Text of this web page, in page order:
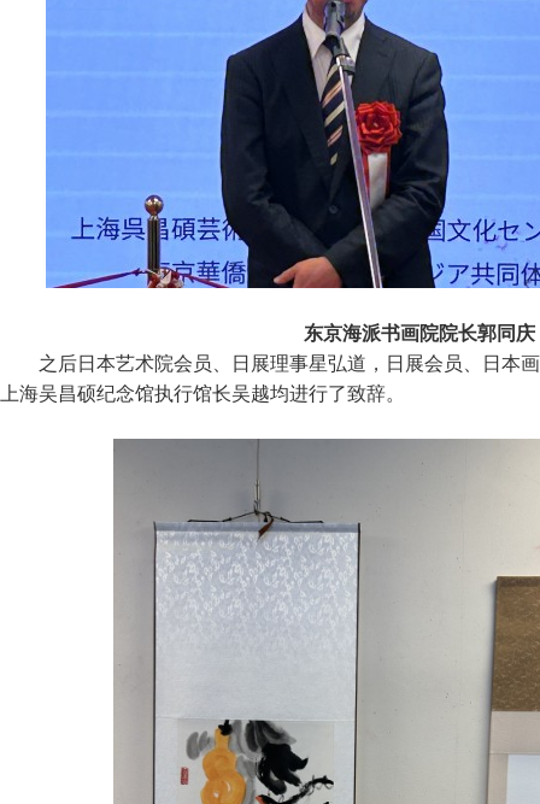
东京海派书画院院长郭同庆
之后日本艺术院会员、日展理事星弘道，日展会员、日本
上海吴昌硕纪念馆执行馆长吴越均进行了致辞。